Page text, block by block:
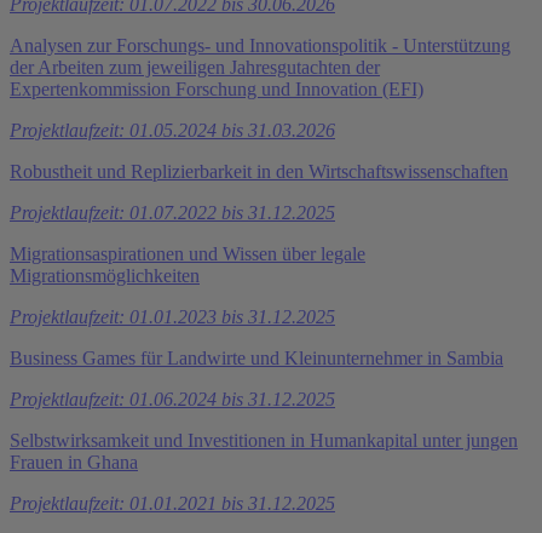
Projektlaufzeit: 01.07.2022 bis 30.06.2026
Analysen zur Forschungs- und Innovationspolitik - Unterstützung
der Arbeiten zum jeweiligen Jahresgutachten der
Expertenkommission Forschung und Innovation (EFI)
Projektlaufzeit: 01.05.2024 bis 31.03.2026
Robustheit und Replizierbarkeit in den Wirtschaftswissenschaften
Projektlaufzeit: 01.07.2022 bis 31.12.2025
Migrationsaspirationen und Wissen über legale
Migrationsmöglichkeiten
Projektlaufzeit: 01.01.2023 bis 31.12.2025
Business Games für Landwirte und Kleinunternehmer in Sambia
Projektlaufzeit: 01.06.2024 bis 31.12.2025
Selbstwirksamkeit und Investitionen in Humankapital unter jungen
Frauen in Ghana
Projektlaufzeit: 01.01.2021 bis 31.12.2025